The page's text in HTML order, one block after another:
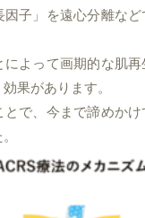
因子」を遠心分離な
によって画期的な肌
果があります。
で、今まで諦めか